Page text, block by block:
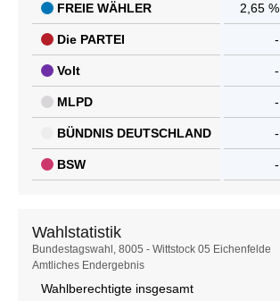
FREIE WÄHLER 2,65 %
Die PARTEI -
Volt -
MLPD -
BÜNDNIS DEUTSCHLAND -
BSW -
Wahlstatistik
Wahlstatistik
Bundestagswahl, 8005 - Wittstock 05 Eichenfelde
Amtliches Endergebnis
Wahlberechtigte insgesamt